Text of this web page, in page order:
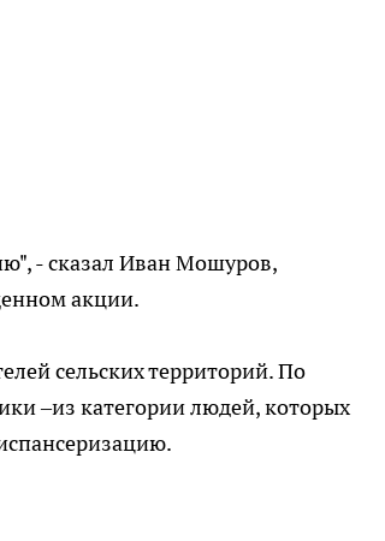
- сказал Иван Мошуров,
акции.
сельских территорий. По
–из категории людей, которых